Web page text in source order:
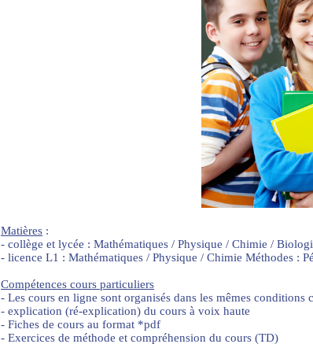
Matières :
- collège et lycée : Mathématiques / Physique / Chimie /
- licence L1 : Mathématiques / Physique / Chimie Méthodes :
Compétences cours particuliers
- Les cours en ligne sont organisés dans les mêmes conditions
- explication (ré-explication) du cours à voix haute
- Fiches de cours au format *pdf
- Exercices de méthode et compréhension du cours (TD)